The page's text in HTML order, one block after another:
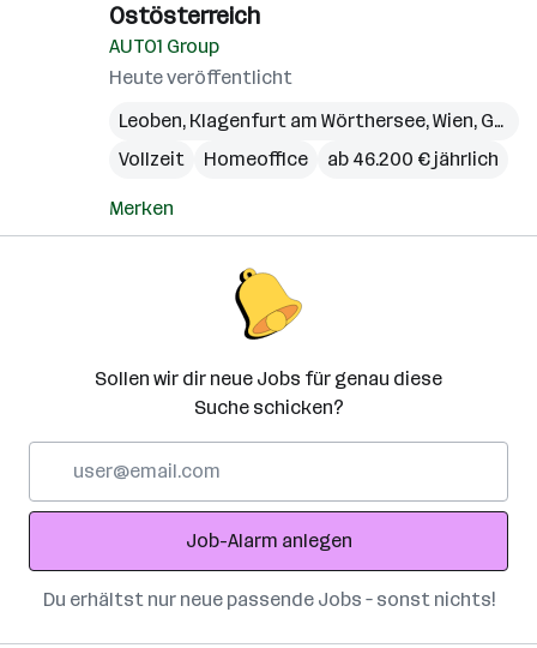
Ostösterreich
AUTO1 Group
Heute veröffentlicht
Leoben, Klagenfurt am Wörthersee,Wien, Graz
Vollzeit
Homeoffice ab 46.200 € jährlich
Merken
Sollen wir dir neue Jobs für genau diese
Suche schicken?
Adresse
Job-Alarm anlegen
Du erhältst nur neue passende Jobs – sonst nichts!